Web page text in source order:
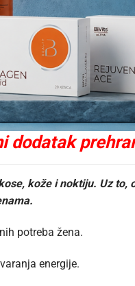
dodatak
kože i noktiju. Uz to,
potreba žena.
energije.